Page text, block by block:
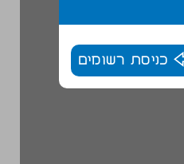
כניסת רשומים